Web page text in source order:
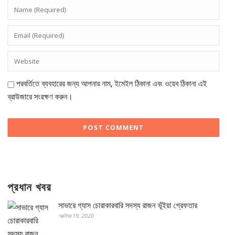
পরবর্তিতে ব্যবহারের জন্য আপনার নাম, ইমেইল ঠিকানা এবং ওয়েব ঠিকানা এই
ব্রাউজারে সংরক্ষণ করুন।
প্রধান খবর
সাভারে গ্যাস চোরাকারবারি সদস্য রাজন ভূঁইয়া গ্রেফতার
অক্টোবর 19, 2020